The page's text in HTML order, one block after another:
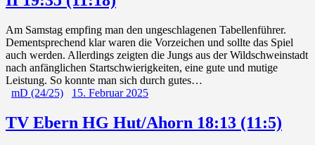
Am Samstag empfing man den ungeschlagenen Tabellenführer.
Dementsprechend klar waren die Vorzeichen und sollte das Spiel
auch werden. Allerdings zeigten die Jungs aus der Wildschweinstadt
nach anfänglichen Startschwierigkeiten, eine gute und mutige
Leistung. So konnte man sich durch gutes…
mD (24/25)
15. Februar 2025
TV Ebern HG Hut/Ahorn 18:13 (11:5)